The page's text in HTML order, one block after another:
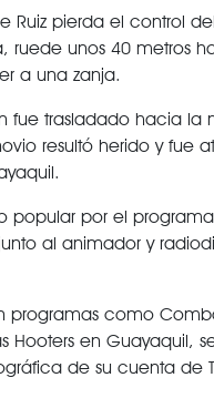
Ruiz pierda el control
ruede unos 40 metros
a una zanja.
fue trasladado hacia la
resultó herido y fue
popular por el
al animador y
programas como
Hooters en Guayaquil,
de su cuenta de